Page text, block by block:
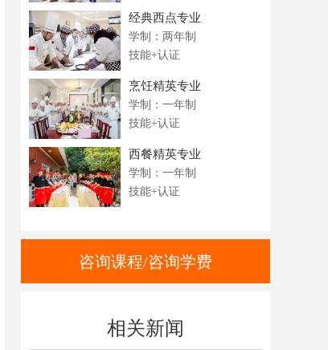
经典西点专业
学制：两年制
技能+认证
烹饪精英专业
学制：一年制
技能+认证
西餐精英专业
学制：一年制
技能+认证
咨询课程/咨询学费
相关新闻